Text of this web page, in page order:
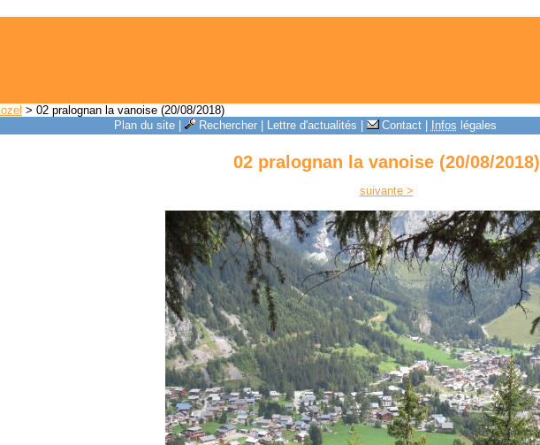
> 02 pralognan la vanoise (20/08/2018)
Plan du site| Rechercher| Lettre d'actualités Contact| Infos légales
02 pralognan la vanoise (20/08/2018)
suivante >